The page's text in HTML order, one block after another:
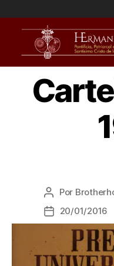
Por
20/01/2016